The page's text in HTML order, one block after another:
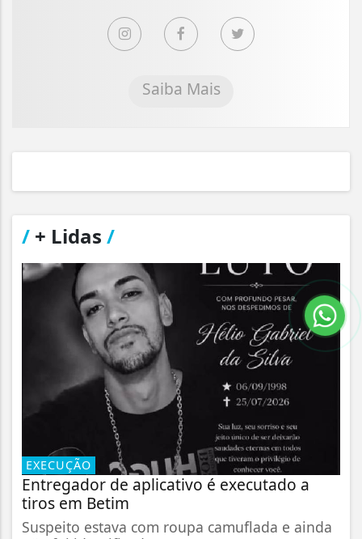
Saiba Mais
/ + Lidas /
EXECUÇÃO
Entregador de aplicativo é executado a
tiros em Betim
Suspeito estava com roupa camuflada e ainda